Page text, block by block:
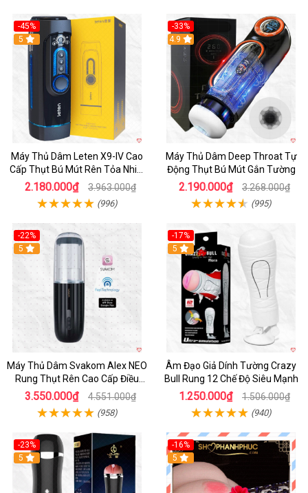
-45%
Hot
5
Máy Thủ Dâm Leten X9-IV Cao
Cấp Thụt Bú Mút Rên Tỏa Nhiệt
Sạc Pin
2.180.000₫ 3.963.000₫
(996)
-33%
Hot
4.9
Máy Thủ Dâm Deep Throat Tự
Động Thụt Bú Mút Gắn Tường
2.190.000₫ 3.268.000₫
(995)
-22%
5
Máy Thủ Dâm Svakom Alex NEO
Rung Thụt Rên Cao Cấp Điều
Khiển App
3.550.000₫ 4.551.000₫
(958)
-17%
5
Âm Đạo Giả Dính Tường Crazy
Bull Rung 12 Chế Độ Siêu Mạnh
1.250.000₫ 1.506.000₫
(940)
-23%
5
-16%
5